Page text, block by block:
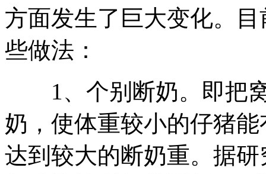
方面发生了巨大变化。
些做法：
1、个别断奶。即把
奶，使体重较小的仔猪
达到较大的断奶重。据